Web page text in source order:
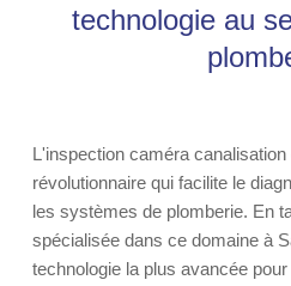
technologie au
L'inspection caméra
révolutionnaire qui facilite le
les systèmes de plomberie. En
spécialisée dans ce domaine à
technologie la plus avancée